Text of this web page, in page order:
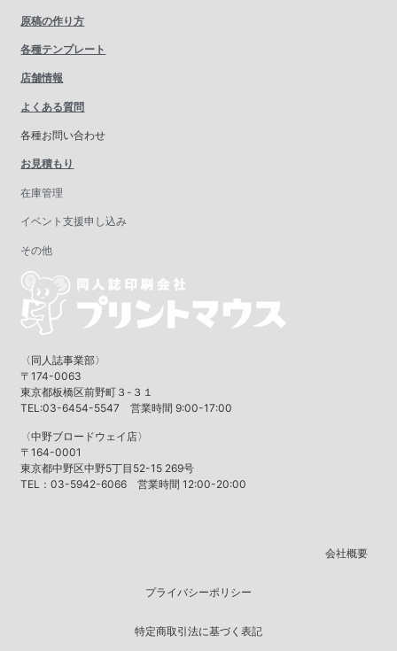
原稿の作り方
各種テンプレート
店舗情報
よくある質問
各種お問い合わせ
お見積もり
在庫管理
イベント支援申し込み
その他
〈同人誌事業部〉
〒174-0063
東京都板橋区前野町３-３１
TEL:03-6454-5547 営業時間 9:00-17:00
〈中野ブロードウェイ店〉
〒164-0001
東京都中野区中野5丁目52-15 269号
TEL：03-5942-6066 営業時間 12:00-20:00
会社概要
プライバシーポリシー
特定商取引法に基づく表記